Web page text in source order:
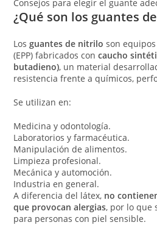
Consejos para elegir el guante
¿Qué son los guantes
Losguantes de nitrilo son
(EPP) fabricados concaucho
butadieno), un material
resistencia frente a químicos,
Se utilizan en:
Medicina y odontología.
Laboratorios y farmacéutica.
Manipulación de alimentos.
Limpieza profesional.
Mecánica y automoción.
Industria en general.
A diferencia del látex, no
que provocan alergias, por lo que
para personas con piel sensible.